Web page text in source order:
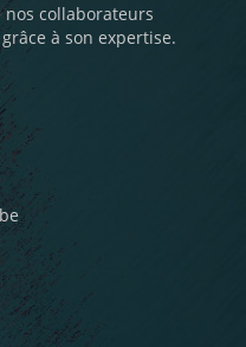
nos collaborateurs
à son expertise.